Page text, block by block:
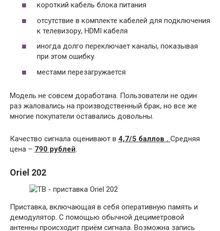
короткий кабель блока питания
отсутствие в комплекте кабелей для подключения
к телевизору, HDMI кабеля
иногда долго переключает каналы, показывая
при этом ошибку
местами перезагружается
Модель не совсем доработана. Пользователи не один
раз жаловались на производственный брак, но все же
многие покупатели оставались довольны.
Качество сигнала оценивают в 4,7/5 баллов . Средняя
цена – 790 рублей
Oriel 202
Приставка, включающая в себя оперативную память и
демодулятор. С помощью обычной дециметровой
антенны происходит приём сигнала. Возможна запись